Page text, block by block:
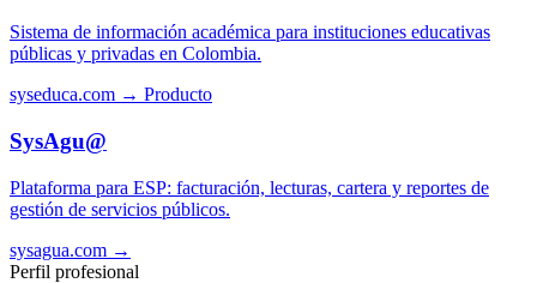
Sistema de información académica para instituciones educativas
públicas y privadas en Colombia.
syseduca.com → Producto
SysAgu@
Plataforma para ESP: facturación, lecturas, cartera y reportes de
gestión de servicios públicos.
sysagua.com →
Perfil profesional